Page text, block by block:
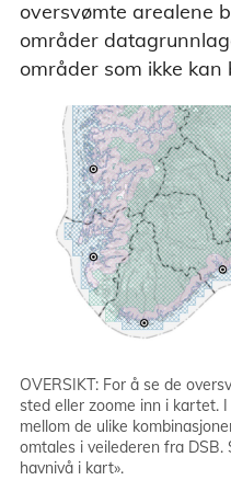
oversvømte arealene
områder
områder som ikke kan
OVERSIKT: For å se de
sted eller zoome inn i kartet.
mellom de ulike
omtales i veilederen fra
havnivå i kart».